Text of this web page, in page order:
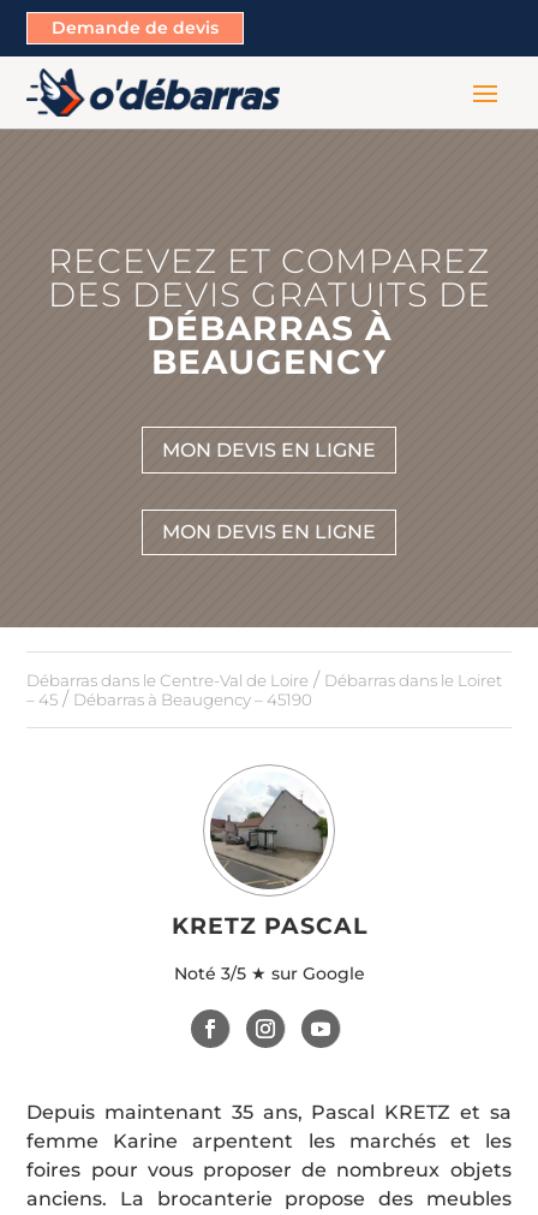
Demande de devis
RECEVEZ ET COMPAREZ
DES DEVIS GRATUITS DE
DÉBARRAS À
BEAUGENCY
MON DEVIS EN LIGNE
MON DEVIS EN LIGNE
Débarras dans le Centre-Val de Loire / Débarras dans le Loiret
– 45 / Débarras à Beaugency – 45190
KRETZ PASCAL
Noté 3/5 ★ sur Google
Depuis maintenant 35 ans, Pascal KRETZ et sa
femme Karine arpentent les marchés et les
foires pour vous proposer de nombreux objets
anciens. La brocanterie propose des meubles